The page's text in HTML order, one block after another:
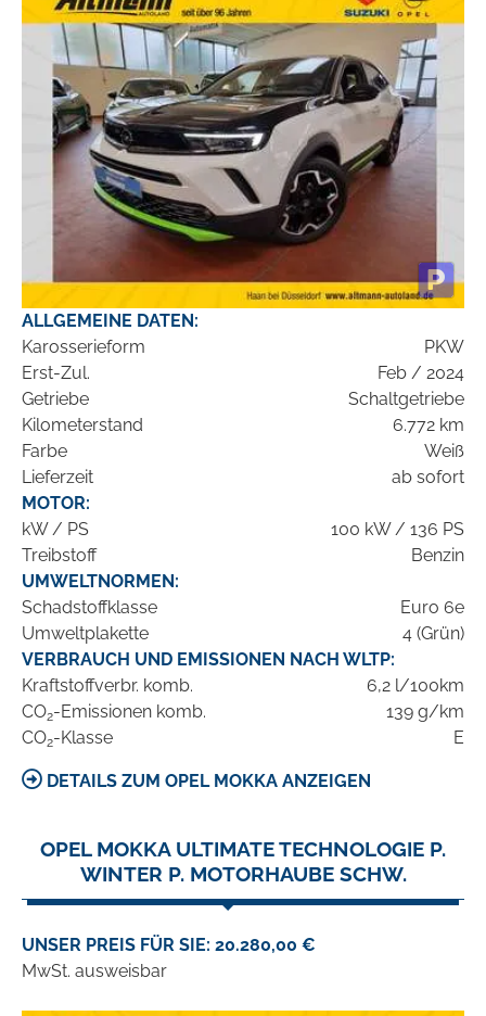
ALLGEMEINE DATEN:
Karosserieform
PKW
Erst-Zul.
Feb / 2024
Getriebe
Schaltgetriebe
Kilometerstand
6.772 km
Farbe
Weiß
Lieferzeit
ab sofort
MOTOR:
kW / PS
100 kW / 136 PS
Treibstoff
Benzin
UMWELTNORMEN:
Schadstoffklasse
Euro 6e
Umweltplakette
4 (Grün)
VERBRAUCH UND EMISSIONEN NACH WLTP:
Kraftstoffverbr. komb.
6,2 l/100km
CO2-Emissionen komb.
139 g/km
CO2-Klasse E
DETAILS ZUM OPEL MOKKA ANZEIGEN
OPEL MOKKA ULTIMATE TECHNOLOGIE P.
WINTER P. MOTORHAUBE SCHW.
UNSER PREIS FÜR SIE: 20.280,00 €
MwSt. ausweisbar